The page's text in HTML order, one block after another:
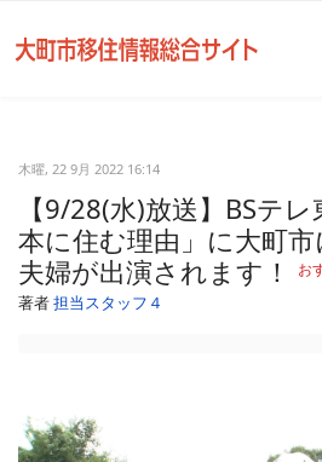
木曜, 22 9月 2022 16:14
【9/28(水)放送】BSテ
本に住む理由」に大町
夫婦が出演されます！
お
著者担当スタッフ４